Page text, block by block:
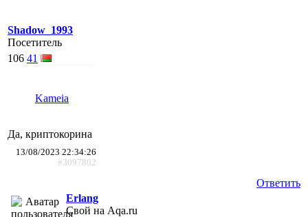
Shadow_1993
Посетитель
106 41
Kameia
Да, криптокорина
13/08/2023 22:34:26
#3097802
Ответить
Erlang
Свой на Aqa.ru